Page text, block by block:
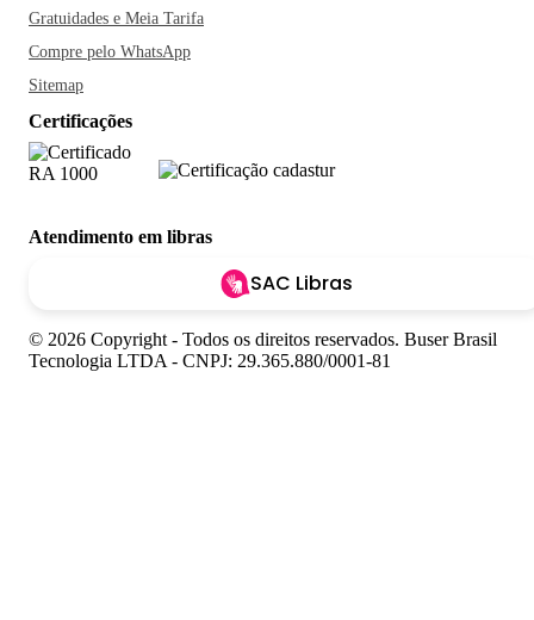
Gratuidades e Meia Tarifa
Compre pelo WhatsApp
Sitemap
Certificações
Atendimento em libras
SAC Libras
© 2026 Copyright - Todos os direitos reservados. Buser Brasil
Tecnologia LTDA - CNPJ: 29.365.880/0001-81